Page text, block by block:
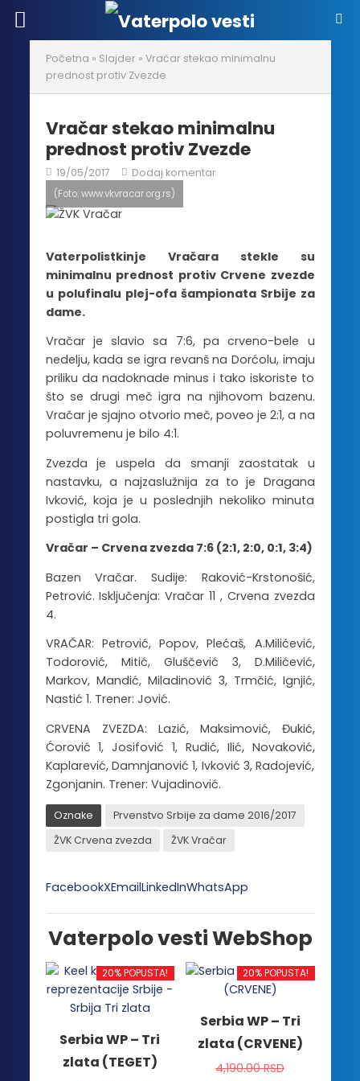
Početna » Slajder » Vračar stekao minimalnu
prednost protiv Zvezde
Vračar stekao minimalnu
prednost protiv Zvezde
19/05/2017 Dodaj komentar
(Foto: www.vkvracar.org.rs)
Vaterpolistkinje Vračara stekle su
minimalnu prednost protiv Crvene zvezde
u polufinalu plej-ofa šampionata Srbije za
dame.
Vračar je slavio sa 7:6, pa crveno-bele u
nedelju, kada se igra revanš na Dorćolu, imaju
priliku da nadoknade minus i tako iskoriste to
što se drugi meč igra na njihovom bazenu.
Vračar je sjajno otvorio meč, poveo je 2:1, a na
poluvremenu je bilo 4:1.
Zvezda je uspela da smanji zaostatak u
nastavku, a najzaslužnija za to je Dragana
Ivković, koja je u poslednjih nekoliko minuta
postigla tri gola.
Vračar – Crvena zvezda 7:6 (2:1, 2:0, 0:1, 3:4)
Bazen Vračar. Sudije: Raković-Krstonošić,
Petrović. Isključenja: Vračar 11 , Crvena zvezda
4.
VRAČAR: Petrović, Popov, Plećaš, A.Milićević,
Todorović, Mitić, Gluščević 3, D.Milićević,
Markov, Mandić, Miladinović 3, Trmčić, Ignjić,
Nastić 1. Trener: Jović.
CRVENA ZVEZDA: Lazić, Maksimović, Đukić,
Ćorović 1, Josifović 1, Rudić, Ilić, Novaković,
Kaplarević, Damnjanović 1, Ivković 3, Radojević,
Zgonjanin. Trener: Vujadinović.
Oznake
Prvenstvo Srbije za dame 2016/2017
ŽVK Crvena zvezda
ŽVK Vračar
FacebookXEmailLinkedInWhatsApp
Vaterpolo vesti WebShop
20% POPUSTA!
Serbia WP – Tri
zlata (TEGET)
20% POPUSTA!
Serbia WP – Tri
zlata (CRVENE)
4,190.00RSD